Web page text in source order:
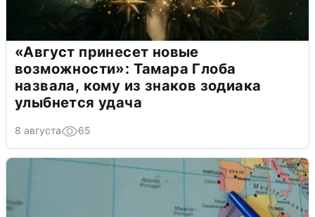
«Август принесет новые
возможности»: Тамара Глоба
назвала, кому из знаков зодиака
улыбнется удача
8 августа 65